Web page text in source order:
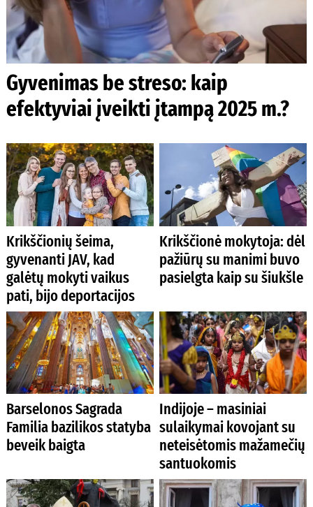
Gyvenimas be streso: kaip
efektyviai įveikti įtampą 2025 m.?
Krikščionių šeima,
gyvenanti JAV, kad
galėtų mokyti vaikus
pati, bijo deportacijos
Krikščionė mokytoja: dėl
pažiūrų su manimi buvo
pasielgta kaip su šiukšle
Barselonos Sagrada
Familia bazilikos statyba
beveik baigta
Indijoje – masiniai
sulaikymai kovojant su
neteisėtomis mažamečių
santuokomis